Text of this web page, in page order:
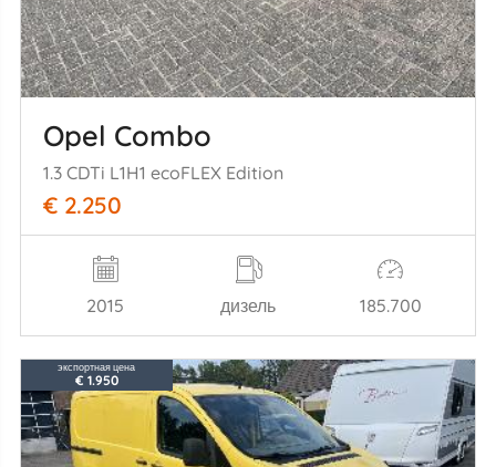
Opel Combo
1.3 CDTi L1H1 ecoFLEX Edition
€ 2.250
2015 дизель 185.700
экспортная цена
€ 1.950